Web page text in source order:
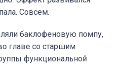
Совсем.
баклофеновую помпу,
главе со старшим
функциональной